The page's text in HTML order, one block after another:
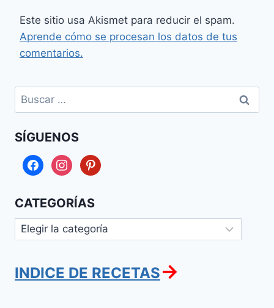
Este sitio usa Akismet para reducir el spam.
Aprende cómo se procesan los datos de tus
comentarios.
Buscar:
SÍGUENOS
facebookinstagrampinterest
CATEGORÍAS
Categorías
INDICE DE RECETAS→